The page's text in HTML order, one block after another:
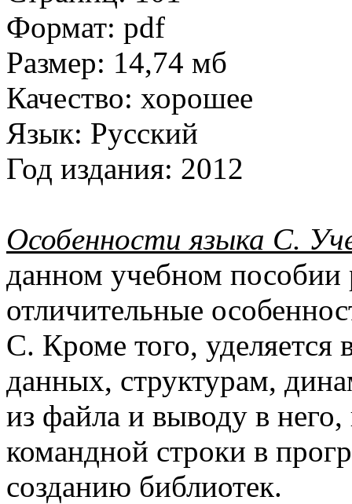
Формат: pdf
Размер: 14,74 мб
Качество: хорошее
Язык: Русский
Год издания: 2012
Особенности языка C.
данном учебном пособии
отличительные
C. Кроме того, уделяется
данных, структурам,
из файла и выводу в него,
командной строки в
созданию библиотек.